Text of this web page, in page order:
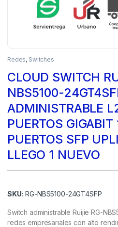
Redes, Switches
CLOUD SWITCH
NBS5100-
ADMINISTRABLE
PUERTOS
PUERTOS SFP
LLEGO 1 NUEVO
SKU: RG-NBS5100-24GT4SFP
Switch administrable Ruijie RG-
redes empresariales con alto